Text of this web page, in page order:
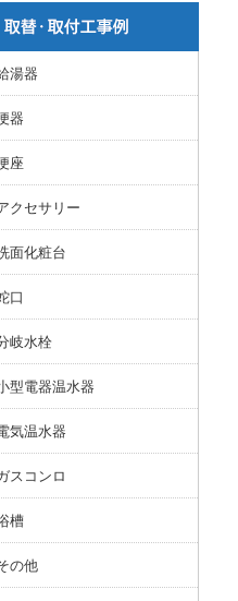
湯器
器
座
クセサリー
面化粧台
口
岐水栓
型電器温水器
気温水器
スコンロ
槽
の他